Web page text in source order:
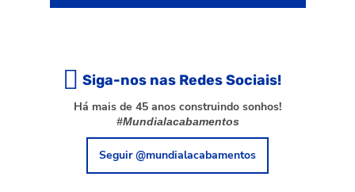
Siga-nos nas Redes Sociais!
Há mais de 45 anos construindo sonhos!
#Mundialacabamentos
Seguir @mundialacabamentos